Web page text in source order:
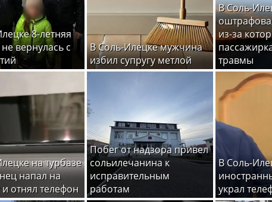
8-летняя
вернулась с
В Соль-Илецке мужчина
избил супругу метлой
В Соль-
из-за
травмы
на турбазе
напал на
отнял телефон
Побег от надзора привел
сольилечанина к
исправительным
работам
В Соль-
украл